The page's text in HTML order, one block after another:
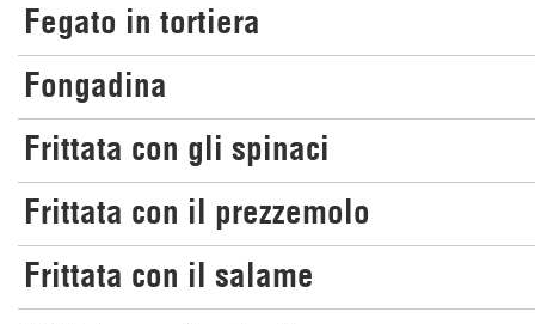
Fegato in tortiera
Fongadina
Frittata con gli spinaci
Frittata con il prezzemolo
Frittata con il salame